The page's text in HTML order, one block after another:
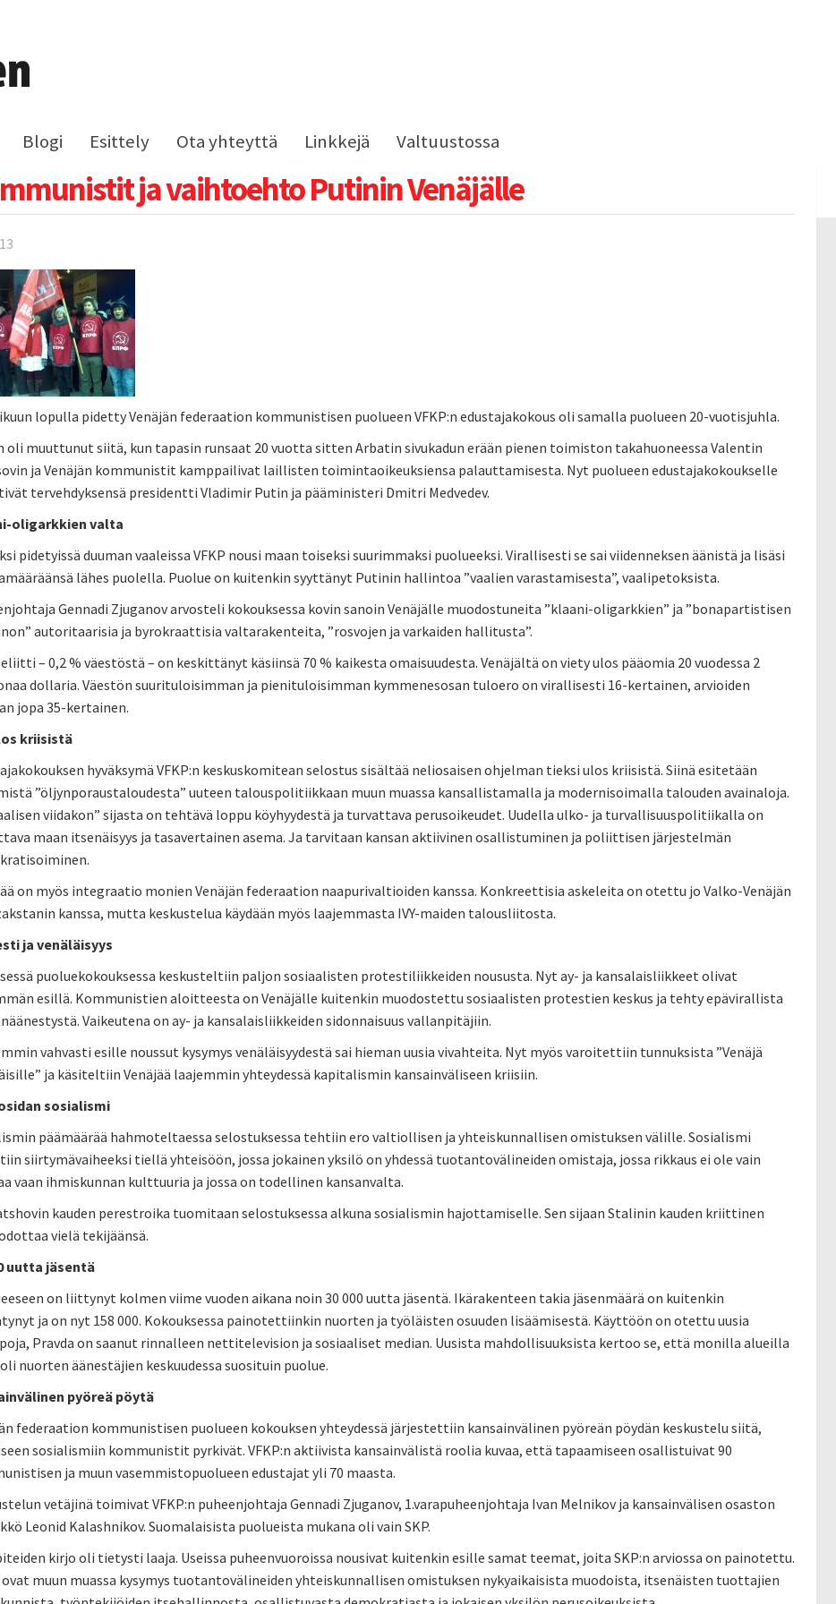
Blogi Esittely Ota yhteyttä Linkkejä Valtuustossa
ja vaihtoehto Putinin Venäjälle
lopulla pidetty Venäjän federaation kommunistisen puolueen VFKP:n edustajakokous oli samalla puolueen 20-vuotisjuhla.
oli muuttunut siitä, kun tapasin runsaat 20 vuotta sitten Arbatin sivukadun erään pienen toimiston takahuoneessa Valentin
ja Venäjän kommunistit kamppailivat laillisten toimintaoikeuksiensa palauttamisesta. Nyt puolueen edustajakokoukselle
tervehdyksensä presidentti Vladimir Putin ja pääministeri Dmitri Medvedev.
oligarkkien valta
pidetyissä duuman vaaleissa VFKP nousi maan toiseksi suurimmaksi puolueeksi. Virallisesti se sai viidenneksen äänistä ja lisäsi
lähes puolella. Puolue on kuitenkin syyttänyt Putinin hallintoa ”vaalien varastamisesta”, vaalipetoksista.
Gennadi Zjuganov arvosteli kokouksessa kovin sanoin Venäjälle muodostuneita ”klaani-oligarkkien” ja ”bonapartistisen
autoritaarisia ja byrokraattisia valtarakenteita, ”rosvojen ja varkaiden hallitusta”.
eliitti – 0,2 % väestöstä – on keskittänyt käsiinsä 70 % kaikesta omaisuudesta. Venäjältä on viety ulos pääomia 20 vuodessa 2
dollaria. Väestön suurituloisimman ja pienituloisimman kymmenesosan tuloero on virallisesti 16-kertainen, arvioiden
jopa 35-kertainen.
kriisistä
hyväksymä VFKP:n keskuskomitean selostus sisältää neliosaisen ohjelman tieksi ulos kriisistä. Siinä esitetään
”öljynporaustaloudesta” uuteen talouspolitiikkaan muun muassa kansallistamalla ja modernisoimalla talouden avainaloja.
viidakon” sijasta on tehtävä loppu köyhyydestä ja turvattava perusoikeudet. Uudella ulko- ja turvallisuuspolitiikalla on
maan itsenäisyys ja tasavertainen asema. Ja tarvitaan kansan aktiivinen osallistuminen ja poliittisen järjestelmän
on myös integraatio monien Venäjän federaation naapurivaltioiden kanssa. Konkreettisia askeleita on otettu jo Valko-Venäjän
kanssa, mutta keskustelua käydään myös laajemmasta IVY-maiden talousliitosta.
ja venäläisyys
puoluekokouksessa keskusteltiin paljon sosiaalisten protestiliikkeiden noususta. Nyt ay- ja kansalaisliikkeet olivat
esillä. Kommunistien aloitteesta on Venäjälle kuitenkin muodostettu sosiaalisten protestien keskus ja tehty epävirallista
Vaikeutena on ay- ja kansalaisliikkeiden sidonnaisuus vallanpitäjiin.
vahvasti esille noussut kysymys venäläisyydestä sai hieman uusia vivahteita. Nyt myös varoitettiin tunnuksista ”Venäjä
ja käsiteltiin Venäjää laajemmin yhteydessä kapitalismin kansainväliseen kriisiin.
sosialismi
päämäärää hahmoteltaessa selostuksessa tehtiin ero valtiollisen ja yhteiskunnallisen omistuksen välille. Sosialismi
siirtymävaiheeksi tiellä yhteisöön, jossa jokainen yksilö on yhdessä tuotantovälineiden omistaja, jossa rikkaus ei ole vain
vaan ihmiskunnan kulttuuria ja jossa on todellinen kansanvalta.
kauden perestroika tuomitaan selostuksessa alkuna sosialismin hajottamiselle. Sen sijaan Stalinin kauden kriittinen
vielä tekijäänsä.
uutta jäsentä
on liittynyt kolmen viime vuoden aikana noin 30 000 uutta jäsentä. Ikärakenteen takia jäsenmäärä on kuitenkin
ja on nyt 158 000. Kokouksessa painotettiinkin nuorten ja työläisten osuuden lisäämisestä. Käyttöön on otettu uusia
Pravda on saanut rinnalleen nettitelevision ja sosiaaliset median. Uusista mahdollisuuksista kertoo se, että monilla alueilla
oli nuorten äänestäjien keskuudessa suosituin puolue.
pyöreä pöytä
federaation kommunistisen puolueen kokouksen yhteydessä järjestettiin kansainvälinen pyöreän pöydän keskustelu siitä,
sosialismiin kommunistit pyrkivät. VFKP:n aktiivista kansainvälistä roolia kuvaa, että tapaamiseen osallistuivat 90
ja muun vasemmistopuolueen edustajat yli 70 maasta.
vetäjinä toimivat VFKP:n puheenjohtaja Gennadi Zjuganov, 1.varapuheenjohtaja Ivan Melnikov ja kansainvälisen osaston
Leonid Kalashnikov. Suomalaisista puolueista mukana oli vain SKP.
kirjo oli tietysti laaja. Useissa puheenvuoroissa nousivat kuitenkin esille samat teemat, joita SKP:n arviossa on painotettu.
muun muassa kysymys tuotantovälineiden yhteiskunnallisen omistuksen nykyaikaisista muodoista, itsenäisten tuottajien